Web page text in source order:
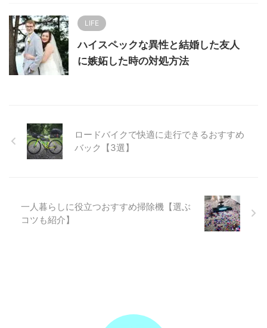
LIFE
ハイスペックな異性と結婚した友人
に嫉妬した時の対処方法
ロードバイクで快適に走行できるおすすめ
バック【3選】
一人暮らしに役立つおすすめ掃除機【選ぶ
コツも紹介】